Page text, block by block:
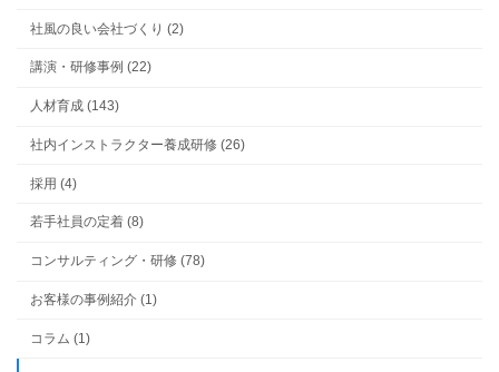
社風の良い会社づくり (2)
講演・研修事例 (22)
人材育成 (143)
社内インストラクター養成研修 (26)
採用 (4)
若手社員の定着 (8)
コンサルティング・研修 (78)
お客様の事例紹介 (1)
コラム (1)